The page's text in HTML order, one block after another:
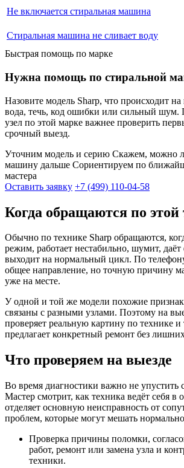
Не включается стиральная машина
Стиральная машина не сливает воду
Быстрая помощь по марке
Нужна помощь по стиральной
Назовите модель Sharp, что происходит на
вода, течь, код ошибки или сильный шум.
узел по этой марке важнее проверить
срочный выезд.
Уточним модель и серию Скажем, можно
машину дальше Сориентируем по
мастера
Оставить заявку +7 (499) 110-04-58
Когда обращаются по этой
Обычно по технике Sharp обращаются,
режим, работает нестабильно, шумит,
выходит на нормальный цикл. По
общее направление, но точную причину
уже на месте.
У одной и той же модели похожие
связаны с разными узлами. Поэтому на
проверяет реальную картину по технике и
предлагает конкретный ремонт без
Что проверяем на выезде
Во время диагностики важно не упустить
Мастер смотрит, как техника ведёт себя
отделяет основную неисправность от
проблем, которые могут мешать
Проверка причины поломки,
работ, ремонт или замена узла и
техники.